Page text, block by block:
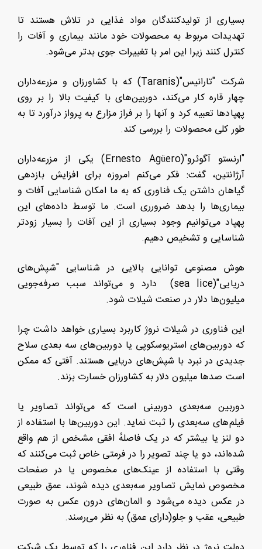
بسیاری از تولیدکنندگان مواد غذایی در تلاش هستند تا
تهدیدات مربوط به محصولات خود مانند بیماری و آفات را
کنترل کنند زیرا این امر با تغییرات جوی بدتر می‌شود.
شرکت "تارانیس"(Taranis) که با کشاورزان و مزرعه‌داران
چهار قاره کار می‌کند، دوربین‌های با کیفیت بالا را بر روی
پهپادها تعبیه کرد و آنها را بر فراز مزارع به پرواز درآورد تا به
طور کلی محصولات را بررسی کند.
"ارنستو آگوئرو"(Ernesto Agüero) یکی از مزرعه‌داران
آرژانتین، گفت: فکر می‌کنم امروزه برای افزایش بازدهی
گیاهان داشتن یک فناوری که به ما امکان شناسایی آفات و
بیماری‌ها را بدهد ضرورری است. ما توسط داده‌های این
پهپاد می‌توانیم وجود بسیاری از این آفات را بسیار زودتر
شناسایی و تشخیص دهیم.
هوش مصنوعی توانایی بالایی در شناسایی "شپش‌های
دریایی"(sea lice) دارد و می‌تواند سبب صرفه‌جویی
میلیون‌ها دلار در صنعت شیلات شود.
این فناوری در شیلات نروژ کاربرد بسیاری خواهد داشت چرا
که دوربین‌های استریوسکوپی یا دوربین‌های سه بعدی سلاح
جدیدی در نبرد با شپش‌های دریایی هستند. آفتی که ممکن
است صدها میلیون دلار به کشاورزان خسارت بزند.
دوربین سه‌بعدی دوربینی است که می‌تواند تصاویر یا
فیلم‌های سه‌بعدی را ثبت نماید. این دوربین‌ها با استفاده از
دو لنز یا بیشتر که در یک فاصلهٔ افقی مشخص از هم واقع
شده‌اند، دو یا چند تصویر را در فرمتی خاص ثبت می‌کنند که
وقتی با استفاده از عینک‌های مخصوص یا در صفحات
مخصوص نمایش تصاویر سه‌بعدی دیده شوند، عمق طبیعی
در عکس دیده می‌شود و المان‌های درون عکس به‌ صورت
طبیعی، عقب و جلو(دارای عمق) به نظر می‌رسند.